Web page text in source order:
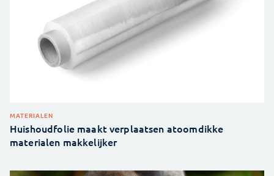
MATERIALEN
Huishoudfolie maakt verplaatsen atoomdikke
materialen makkelijker